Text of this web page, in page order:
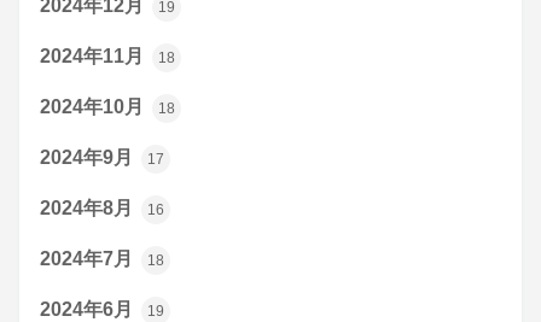
2024年12月 19
2024年11月 18
2024年10月 18
2024年9月 17
2024年8月 16
2024年7月 18
2024年6月 19